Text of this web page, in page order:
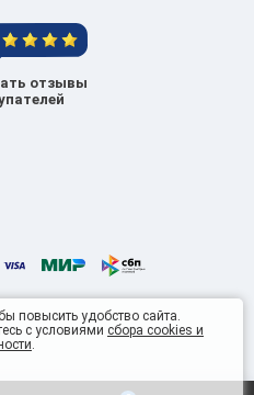
отзывы
повысить удобство сайта.
с условиями сбора cookies и
.